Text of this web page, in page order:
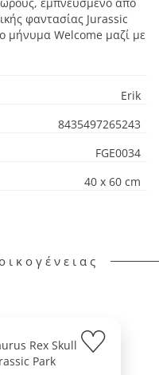
φαντασίας Jurassic
μήνυμα Welcome μαζί με
Erik
8435497265243
FGE0034
40 x 60 cm